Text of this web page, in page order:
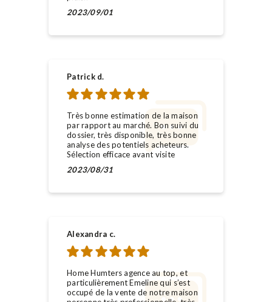
2023/09/01
Patrick d.
Très bonne estimation de la maison
par rapport au marché. Bon suivi du
dossier, très disponible, très bonne
analyse des potentiels acheteurs.
Sélection efficace avant visite
2023/08/31
Alexandra c.
Home Humters agence au top, et
particulièrement Emeline qui s’est
occupé de la vente de notre maison